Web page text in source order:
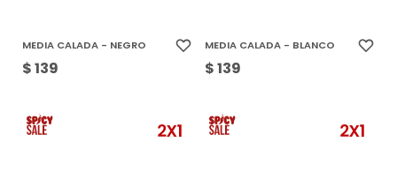
MEDIA CALADA - NEGRO
$139
MEDIA CALADA - BLANCO
$139